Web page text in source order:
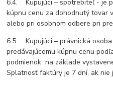
6.4. Kupujúci – spotrebiteľ - je
kúpnu cenu za dohodnutý tovar
alebo pri osobnom odbere pri
6.5. Kupujúci – právnická
predávajúcemu kúpnu cenu
podmienok na základe
Splatnosť faktúry je 7 dní, ak nie